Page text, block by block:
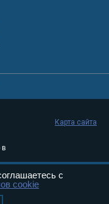
в
Карта сайта
с
cookie